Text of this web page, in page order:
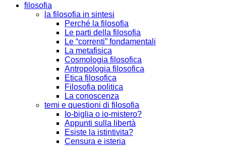
filosofia
la filosofia in sintesi
Perché la filosofia
Le parti della filosofia
Le “correnti” fondamentali
La metafisica
Cosmologia filosofica
Antropologia filosofica
Etica filosofica
Filosofia politica
La conoscenza
temi e questioni di filosofia
Io-biglia o io-mistero?
Appunti sulla libertà
Esiste la istintivita?
Censura e isteria